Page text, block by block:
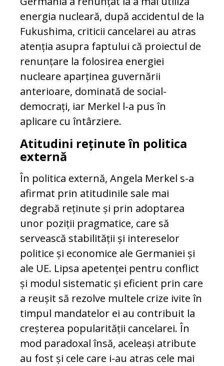
energia nucleară, după accidentul de la
Fukushima, criticii cancelarei au atras
atenția asupra faptului că proiectul de
renunțare la folosirea energiei
nucleare aparținea guvernării
anterioare, dominată de social-
democrați, iar Merkel l-a pus în
aplicare cu întârziere.
Atitudini reținute în politica
externă
În politica externă, Angela Merkel s-a
afirmat prin atitudinile sale mai
degrabă reținute și prin adoptarea
unor poziții pragmatice, care să
servească stabilității și intereselor
politice și economice ale Germaniei și
ale UE. Lipsa apetenței pentru conflict
și modul sistematic și eficient prin care
a reușit să rezolve multele crize ivite în
timpul mandatelor ei au contribuit la
creșterea popularității cancelarei. În
mod paradoxal însă, aceleași atribute
au fost și cele care i-au atras cele mai